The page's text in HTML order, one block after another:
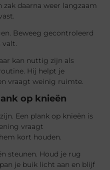
daarna weer langzaam
Beweeg gecontroleerd
valt.
kan nuttig zijn als
Hij helpt je
vraagt weinig ruimte.
op knieën
Een plank op knieën is
vraagt
kort houden.
steunen. Houd je rug
je buik licht aan en blijf